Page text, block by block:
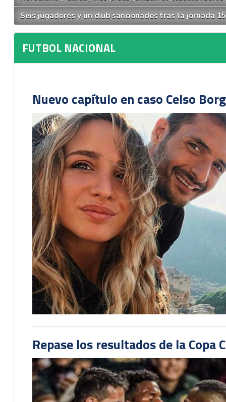
Seis jugadores y un club sancionados tras la jornada
FUTBOL NACIONAL
Nuevo capítulo en caso Celso
Repase los resultados de la Copa